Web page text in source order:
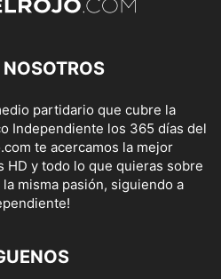
NOSOTROS
partidario que cubre la
Independiente los 365 días del
te acercamos la mejor
HD y todo lo que quieras sobre
la misma pasión, siguiendo a